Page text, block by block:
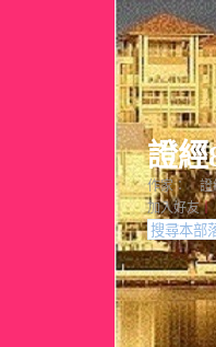
證經
加入好友｜
作家：